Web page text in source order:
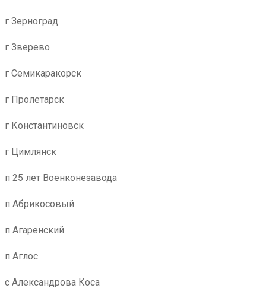
г Зерноград
г Зверево
г Семикаракорск
г Пролетарск
г Константиновск
г Цимлянск
п 25 лет Военконезавода
п Абрикосовый
п Агаренский
п Аглос
с Александрова Коса